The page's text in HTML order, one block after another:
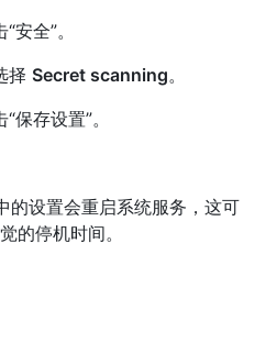
安全”。
择 Secret scanning。
保存设置”。
的设置会重启系统服务，这可
的停机时间。